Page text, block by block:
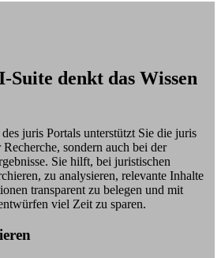
denkt das Wissen
juris Portals unterstützt Sie die juris
sondern auch bei der
Sie hilft, bei juristischen
zu analysieren, relevante Inhalte
transparent zu belegen und mit
viel Zeit zu sparen.